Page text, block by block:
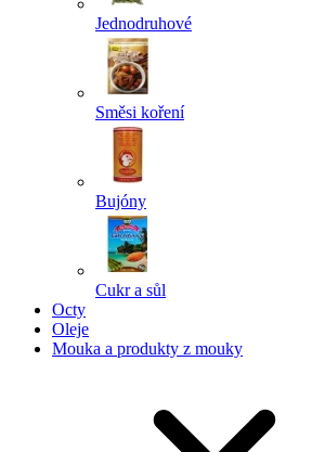
Jednodruhové
Směsi koření
Bujóny
Cukr a sůl
Octy
Oleje
Mouka a produkty z mouky